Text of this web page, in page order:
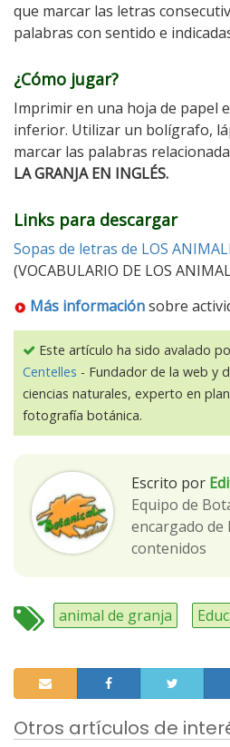
que marcar las letras
palabras con sentido e
¿Cómo jugar?
Imprimir en una hoja de papel
inferior. Utilizar un bolígrafo,
marcar las palabras
LA GRANJA EN INGLÉS.
Links para descargar
Sopas de letras de LOS
(VOCABULARIO DE LOS
Más informaciónsobre
Este artículo ha sido avalado
Centelles - Fundador de la web y
ciencias naturales, experto en
fotografía botánica.
Escrito por
Equipo de
encargado de
contenidos
animal de granja
Otros artículos de